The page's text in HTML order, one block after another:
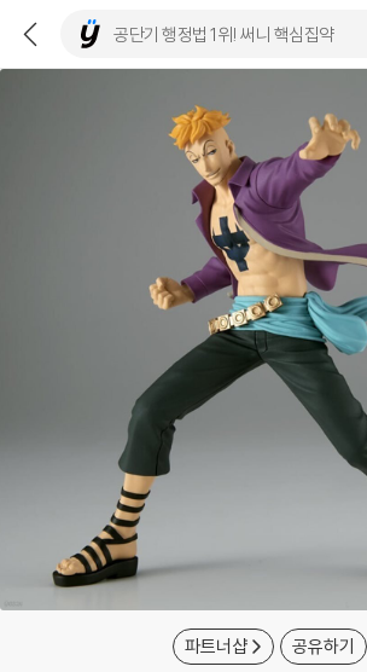
파트너샵 공유하기